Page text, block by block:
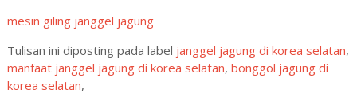
mesin giling janggel jagung
Tulisan ini diposting pada label janggel jagung di korea selatan,
manfaat janggel jagung di korea selatan, bonggol jagung di
korea selatan,